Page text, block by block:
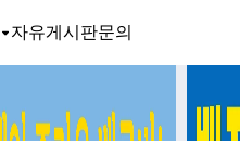
자유게시판문의